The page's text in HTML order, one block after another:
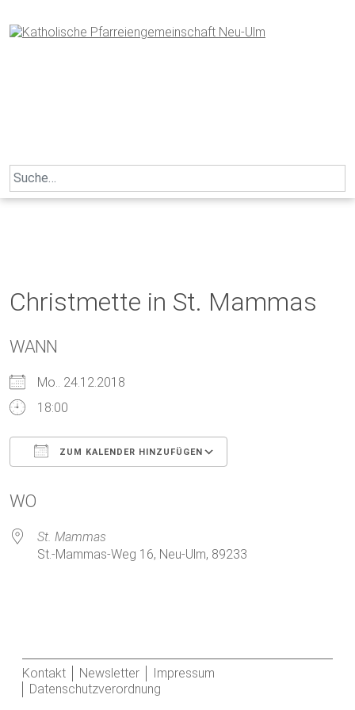
to
content
Search
for:
Christmette in St. Mammas
WANN
Mo.. 24.12.2018
18:00
ZUM KALENDER HINZUFÜGEN
WO
St. Mammas
St.-Mammas-Weg 16, Neu-Ulm, 89233
Kontakt Newsletter
Impressum
Datenschutzverordnung